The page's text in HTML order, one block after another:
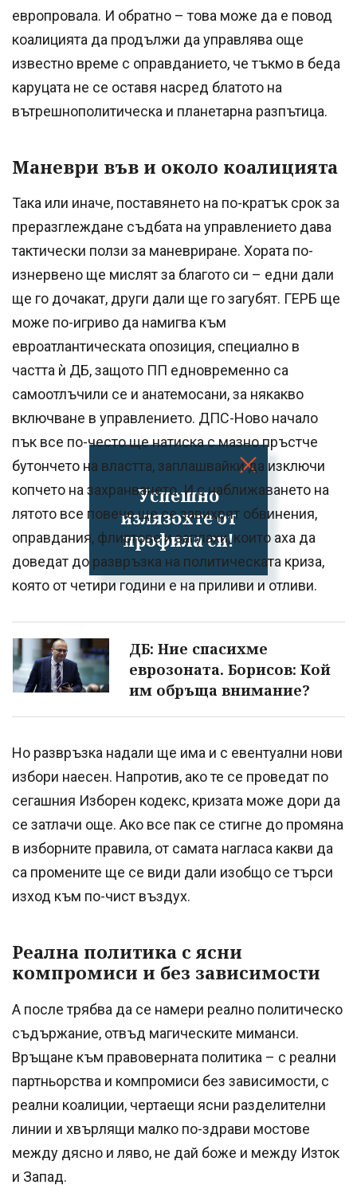
Успешно
излязохте от
профила си!
европровала. И обратно – това може да е повод
коалицията да продължи да управлява още
известно време с оправданието, че тъкмо в беда
каруцата не се оставя насред блатото на
вътрешнополитическа и планетарна разпътица.
Маневри във и около коалицията
Така или иначе, поставянето на по-кратък срок за
преразглеждане съдбата на управлението дава
тактически ползи за маневриране. Хората по-
изнервено ще мислят за благото си – едни дали
ще го дочакат, други дали ще го загубят. ГЕРБ ще
може по-игриво да намигва към
евроатлантическата опозиция, специално в
частта ѝ ДБ, защото ПП едновременно са
самоотлъчили се и анатемосани, за някакво
включване в управлението. ДПС-Ново начало
пък все по-често ще натиска с мазно пръстче
бутончето на властта, заплашвайки да изключи
копчето на захранването. И с наближаването на
лятото все повече ще се завихрят обвинения,
оправдания, флиртове и заплахи, които аха да
доведат до развръзка на политическата криза,
която от четири години е на приливи и отливи.
ДБ: Ние спасихме
еврозоната. Борисов: Кой
им обръща внимание?
Но развръзка надали ще има и с евентуални нови
избори наесен. Напротив, ако те се проведат по
сегашния Изборен кодекс, кризата може дори да
се затлачи още. Ако все пак се стигне до промяна
в изборните правила, от самата нагласа какви да
са промените ще се види дали изобщо се търси
изход към по-чист въздух.
Реална политика с ясни
компромиси и без зависимости
А после трябва да се намери реално политическо
съдържание, отвъд магическите миманси.
Връщане към правоверната политика – с реални
партньорства и компромиси без зависимости, с
реални коалиции, чертаещи ясни разделителни
линии и хвърлящи малко по-здрави мостове
между дясно и ляво, не дай боже и между Изток
и Запад.